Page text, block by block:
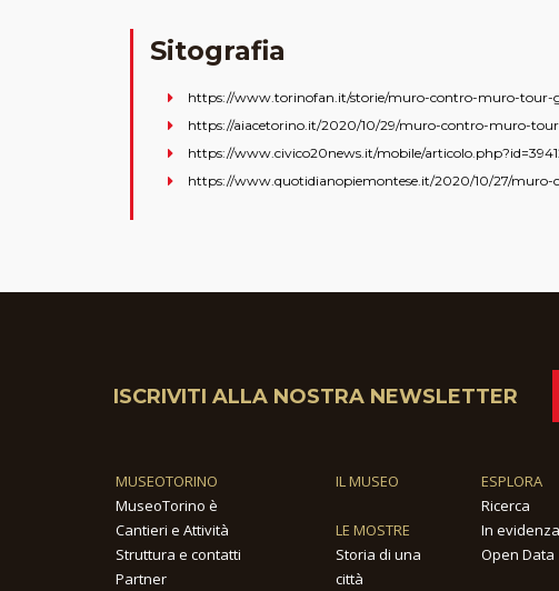
Sitografia
https://www.torinofan.it/storie/muro-contro-muro-
https://aiacetorino.it/2020/10/29/muro-contro-muro-
https://www.civico20news.it/mobile/
https://www.quotidianopiemontese.it/2020/10/27/
ISCRIVITI ALLA NOSTRA NEWSLETTER
MUSEOTORINO
MuseoTorino è
Cantieri e Attività
Struttura e contatti
Partner
IL MUSEO
LE MOSTRE
Storia di una
città
ESPLORA
Ricerca
In evidenza
Open Data